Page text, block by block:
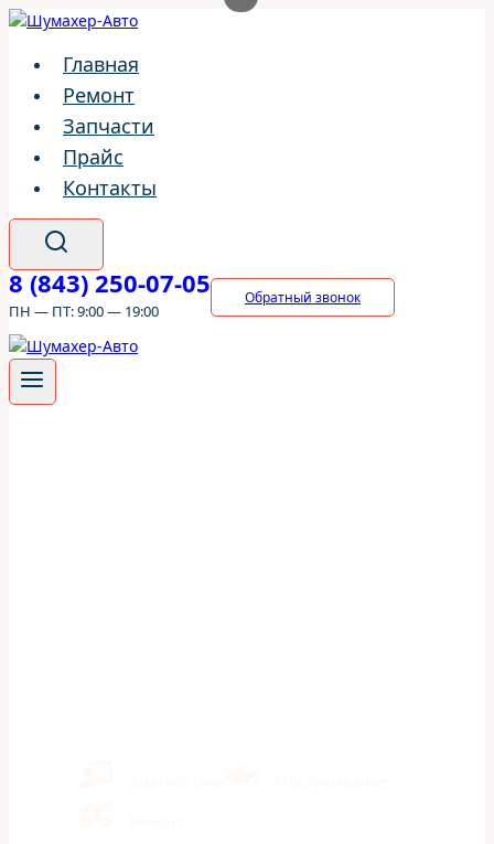
Перейти
содержимому
Главная
Ремонт
Запчасти
Прайс
Контакты
8 (843) 250-07-05
ПН — ПТ: 9:00 — 19:00
Обратный звонок